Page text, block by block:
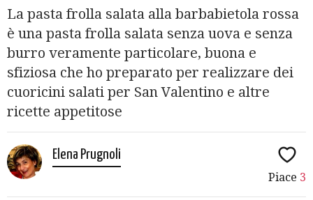
La pasta frolla salata alla barbabietola rossa
è una pasta frolla salata senza uova e senza
burro veramente particolare, buona e
sfiziosa che ho preparato per realizzare dei
cuoricini salati per San Valentino e altre
ricette appetitose
Elena Prugnoli
Piace 3